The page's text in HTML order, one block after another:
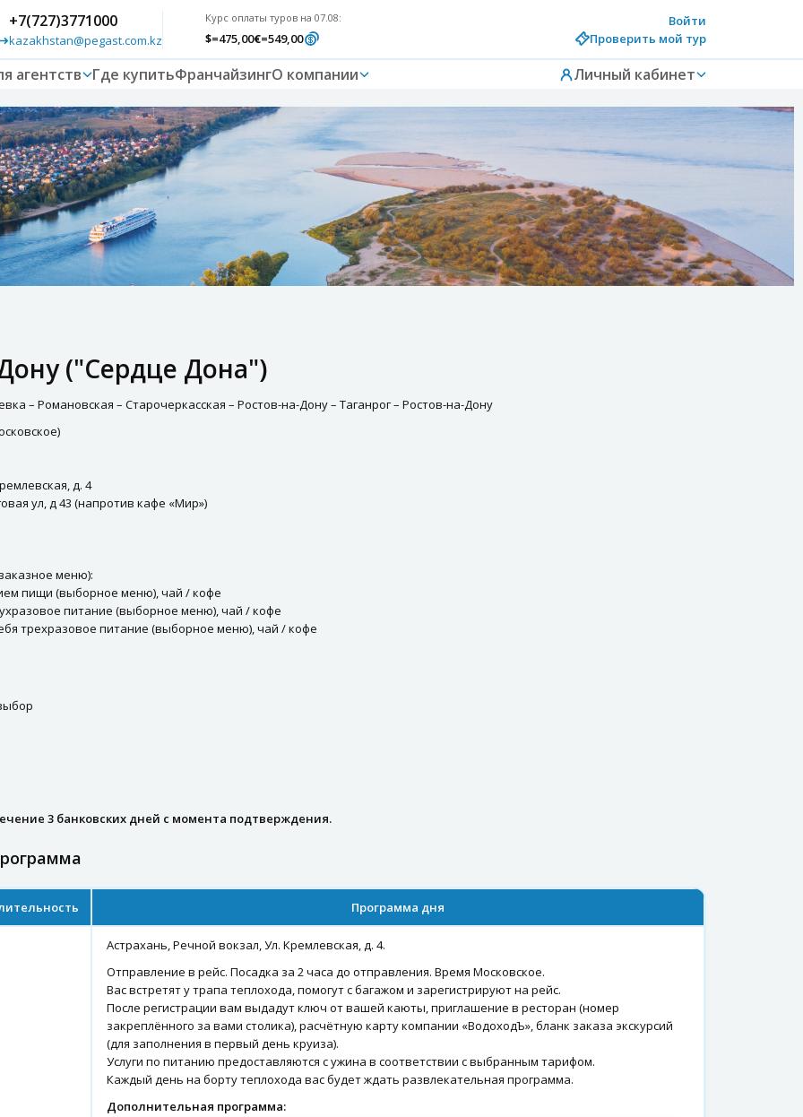
+7(727)3771000
kazakhstan@pegast.com.kz
Курс оплаты туров на 07.08:
$=475,00€=549,00
Войти
Проверить мой тур
агентств Где купитьФранчайзингО компании Личный кабинет
("Сердце Дона")
– Романовская – Старочеркасская – Ростов-на-Дону – Таганрог – Ростов-на-Дону
д. 4
ул, д 43 (напротив кафе «Мир»)
меню):
пищи (выборное меню), чай / кофе
питание (выборное меню), чай / кофе
трехразовое питание (выборное меню), чай / кофе
3 банковских дней с момента подтверждения.
Программа дня
Астрахань, Речной вокзал, Ул. Кремлевская, д. 4.
Отправление в рейс. Посадка за 2 часа до отправления. Время Московское.
Вас встретят у трапа теплохода, помогут с багажом и зарегистрируют на рейс.
После регистрации вам выдадут ключ от вашей каюты, приглашение в ресторан (номер
закреплённого за вами столика), расчётную карту компании «ВодоходЪ», бланк заказа экскурсий
(для заполнения в первый день круиза).
Услуги по питанию предоставляются с ужина в соответствии с выбранным тарифом.
Каждый день на борту теплохода вас будет ждать развлекательная программа.
Дополнительная программа: